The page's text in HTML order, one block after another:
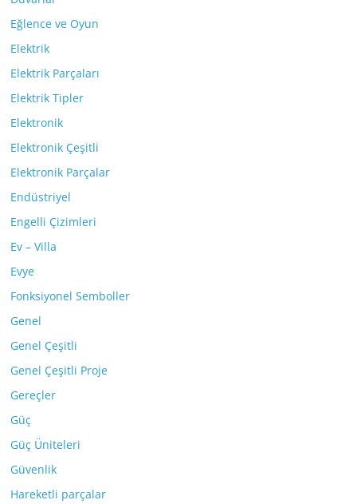
Eğlence ve Oyun
Elektrik
Elektrik Parçaları
Elektrik Tipler
Elektronik
Elektronik Çeşitli
Elektronik Parçalar
Endüstriyel
Engelli Çizimleri
Ev – Villa
Evye
Fonksiyonel Semboller
Genel
Genel Çeşitli
Genel Çeşitli Proje
Gereçler
Güç
Güç Üniteleri
Güvenlik
Hareketli parçalar